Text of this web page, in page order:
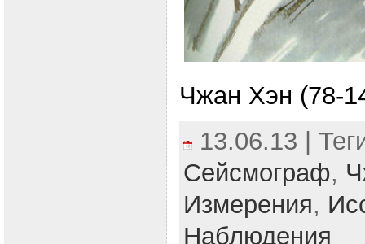
Чжан Хэн (78-
13.06.13 |
Сейсмограф,
Измерения,
Наблюдения